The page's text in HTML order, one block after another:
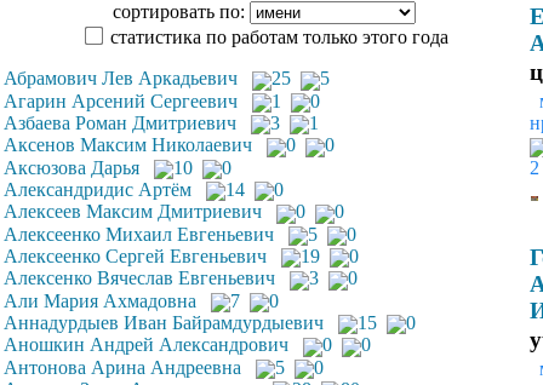
сортировать по:
статистика по работам только этого года
Абрамович Лев Аркадьевич
25
5
Агарин Арсений Сергеевич
1
0
Азбаева Роман Дмитриевич
3
1
Аксенов Максим Николаевич
0
0
Аксюзова Дарья
10
0
Александридис Артём
14
0
Алексеев Максим Дмитриевич
0
0
Алексеенко Михаил Евгеньевич
5
0
Алексеенко Сергей Евгеньевич
19
0
Алексенко Вячеслав Евгеньевич
3
0
Али Мария Ахмадовна
7
0
Аннадурдыев Иван Байрамдурдыевич
15
0
Аношкин Андрей Александрович
0
0
Антонова Арина Андреевна
5
0
2